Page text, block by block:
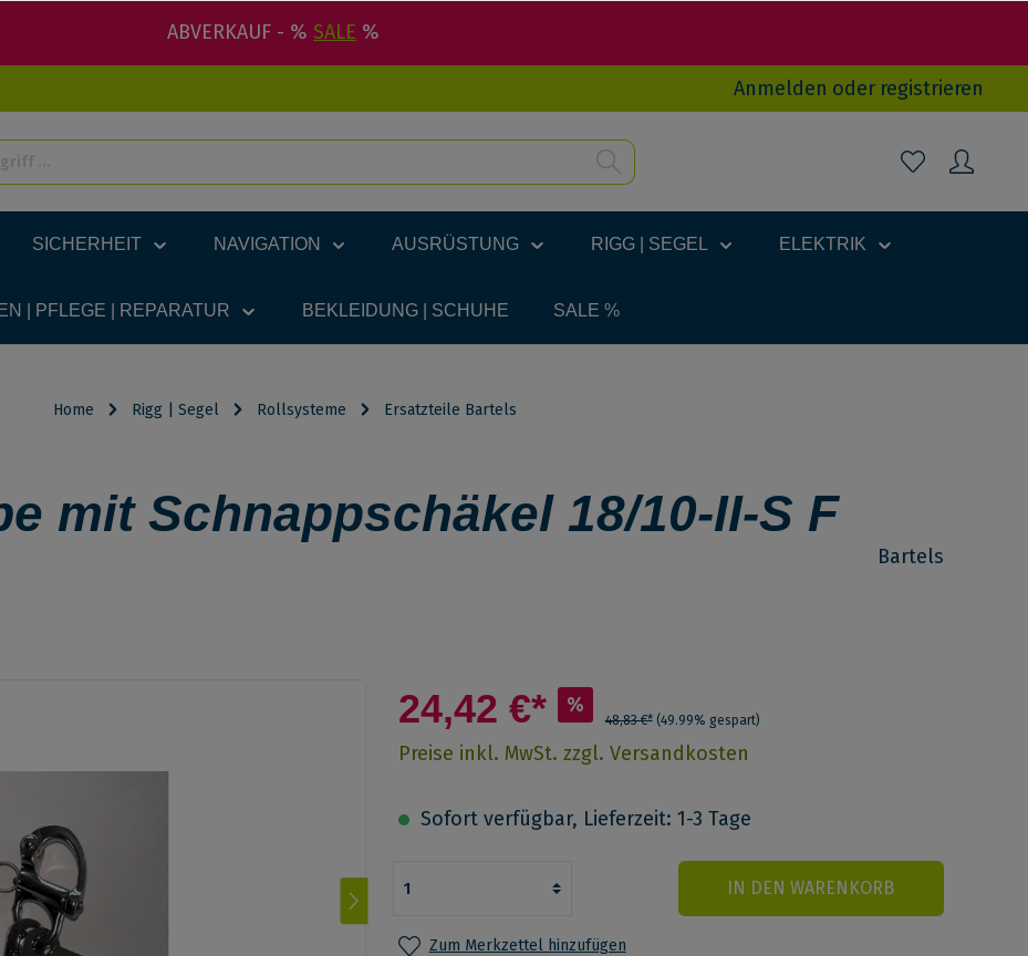
ABVERKAUF - % SALE %
Anmelden oder registrieren
SICHERHEIT NAVIGATION AUSRÜSTUNG RIGG | SEGEL ELEKTRIK
| PFLEGE | REPARATUR BEKLEIDUNG | SCHUHE SALE %
Home Rigg | Segel Rollsysteme Ersatzteile Bartels
mit Schnappschäkel 18/10-II-S F
Bartels
24,42 €* %
48,83 €* (49.99% gespart)
Preise inkl. MwSt. zzgl. Versandkosten
Sofort verfügbar, Lieferzeit: 1-3 Tage
IN DEN WARENKORB
Zum Merkzettel hinzufügen